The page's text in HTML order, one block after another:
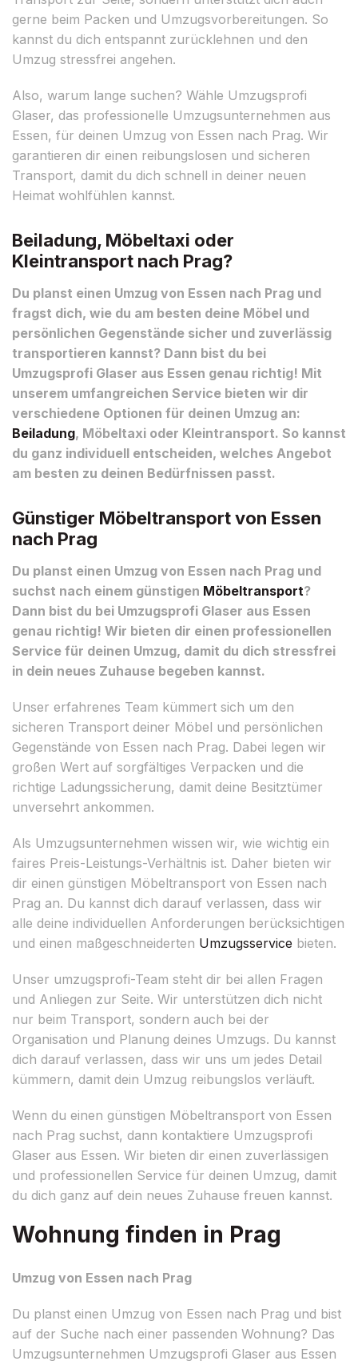
gerne beim Packen und Umzugsvorbereitungen. So
kannst du dich entspannt zurücklehnen und den
Umzug stressfrei angehen.
Also, warum lange suchen? Wähle Umzugsprofi
Glaser, das professionelle Umzugsunternehmen aus
Essen, für deinen Umzug von Essen nach Prag. Wir
garantieren dir einen reibungslosen und sicheren
Transport, damit du dich schnell in deiner neuen
Heimat wohlfühlen kannst.
Beiladung, Möbeltaxi oder
Kleintransport nach Prag?
Du planst einen Umzug von Essen nach Prag und
fragst dich, wie du am besten deine Möbel und
persönlichen Gegenstände sicher und zuverlässig
transportieren kannst? Dann bist du bei
Umzugsprofi Glaser aus Essen genau richtig! Mit
unserem umfangreichen Service bieten wir dir
verschiedene Optionen für deinen Umzug an:
Beiladung, Möbeltaxi oder Kleintransport. So kannst
du ganz individuell entscheiden, welches Angebot
am besten zu deinen Bedürfnissen passt.
Günstiger Möbeltransport von Essen
nach Prag
Du planst einen Umzug von Essen nach Prag und
suchst nach einem günstigen Möbeltransport?
Dann bist du bei Umzugsprofi Glaser aus Essen
genau richtig! Wir bieten dir einen professionellen
Service für deinen Umzug, damit du dich stressfrei
in dein neues Zuhause begeben kannst.
Unser erfahrenes Team kümmert sich um den
sicheren Transport deiner Möbel und persönlichen
Gegenstände von Essen nach Prag. Dabei legen wir
großen Wert auf sorgfältiges Verpacken und die
richtige Ladungssicherung, damit deine Besitztümer
unversehrt ankommen.
Als Umzugsunternehmen wissen wir, wie wichtig ein
faires Preis-Leistungs-Verhältnis ist. Daher bieten wir
dir einen günstigen Möbeltransport von Essen nach
Prag an. Du kannst dich darauf verlassen, dass wir
alle deine individuellen Anforderungen berücksichtigen
und einen maßgeschneiderten Umzugsservice bieten.
Unser umzugsprofi-Team steht dir bei allen Fragen
und Anliegen zur Seite. Wir unterstützen dich nicht
nur beim Transport, sondern auch bei der
Organisation und Planung deines Umzugs. Du kannst
dich darauf verlassen, dass wir uns um jedes Detail
kümmern, damit dein Umzug reibungslos verläuft.
Wenn du einen günstigen Möbeltransport von Essen
nach Prag suchst, dann kontaktiere Umzugsprofi
Glaser aus Essen. Wir bieten dir einen zuverlässigen
und professionellen Service für deinen Umzug, damit
du dich ganz auf dein neues Zuhause freuen kannst.
Wohnung finden in Prag
Umzug von Essen nach Prag
Du planst einen Umzug von Essen nach Prag und bist
auf der Suche nach einer passenden Wohnung? Das
Umzugsunternehmen Umzugsprofi Glaser aus Essen